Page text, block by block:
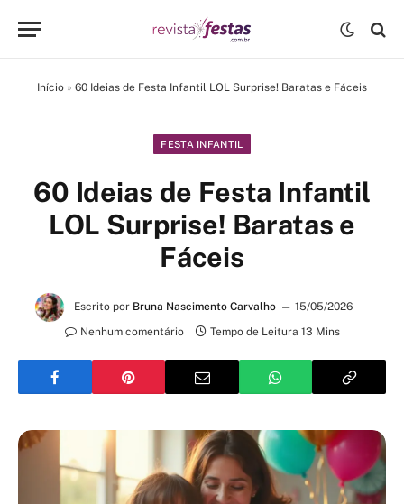
Início » 60 Ideias de Festa Infantil LOL Surprise! Baratas e Fáceis
FESTA INFANTIL
60 Ideias de Festa Infantil
LOL Surprise! Baratas e
Fáceis
Escrito por Bruna Nascimento Carvalho
15/05/2026
Nenhum comentário
Tempo de Leitura 13 Mins